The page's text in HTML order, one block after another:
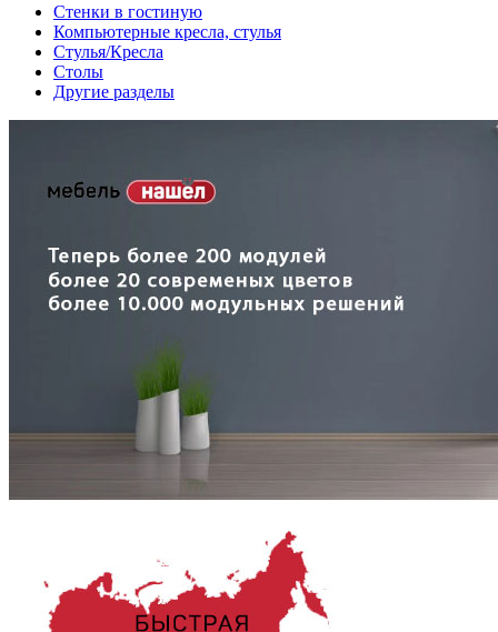
Стенки в гостиную
Компьютерные кресла, стулья
Стулья/Кресла
Столы
Другие разделы